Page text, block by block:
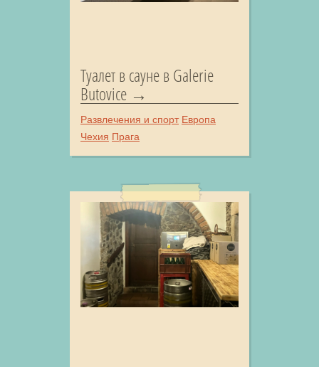
Туалет в сауне в Galerie
Butovice
Развлечения и спорт Европа
Чехия Прага